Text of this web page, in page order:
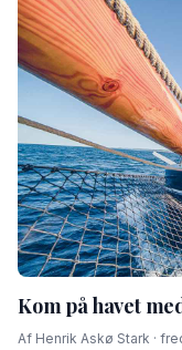
Kom på havet
Af Henrik Askø Stark ·